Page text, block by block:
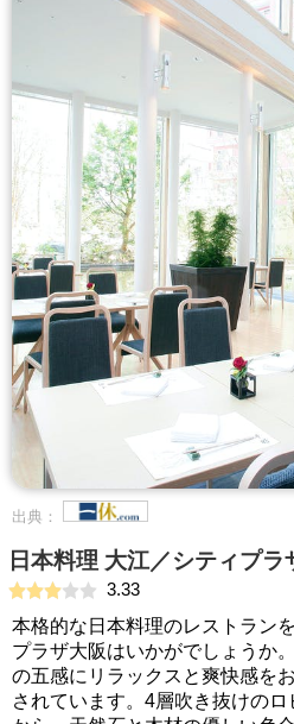
出典：
日本料理 大江／シティプラ
3.33
本格的な日本料理のレストラン
プラザ大阪はいかがでしょうか
の五感にリラックスと爽快感を
されています。4層吹き抜けの